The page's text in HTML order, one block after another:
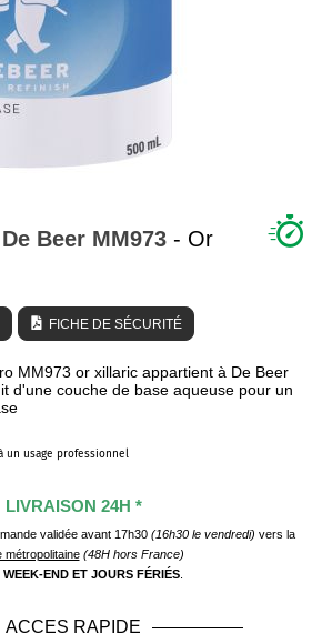
CARROSSERIE
De Beer MM973 - Or
FICHE DE SÉCURITÉ
MM973 or xillaric appartient à De Beer
d'une couche de base aqueuse pour un
un usage professionnel
LIVRAISON 24H *
validée avant 17h30 (16h30 le vendredi) vers la
métropolitaine (48H hors France)
WEEK-END ET JOURS FÉRIÉS.
ACCES RAPIDE